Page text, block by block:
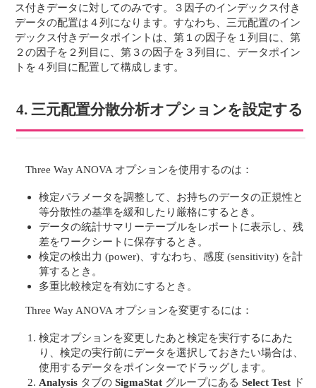
ス付きデータに対してのみです。３因子のインデックス付き
データの配置は４列になります。すなわち、三元配置のイン
デックス付きデータポイントは、第１の因子を１列目に、第
２の因子を２列目に、第３の因子を３列目に、データポイン
トを４列目に配置して構成します。
4. 三元配置分散分析オプションを設定する
Three Way ANOVA オプションを使用するのは：
検定パラメータを調整して、お持ちのデータの正規性と
等分散性の基準を緩和したり厳格にするとき。
データの統計サマリーテーブルをレポートに表示し、残
差をワークシートに保存するとき。
検定の検出力 (power)、すなわち、感度 (sensitivity) を計
算するとき。
多重比較検定を有効にするとき。
Three Way ANOVA オプションを変更するには：
検定オプションを変更したあと検定を実行するにあた
り、検定の実行前にデータを選択しておきたい場合は、
使用するデータをポインターでドラッグします。
Analysis タブの SigmaStat グループにある Select Test ド